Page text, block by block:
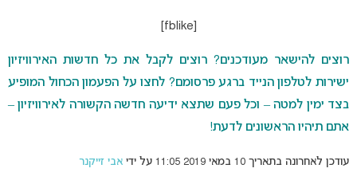
רוצים להישאר מעודכנים? רוצים לקבל את כל חדשות האירוויזיון
ישירות לטלפון הנייד ברגע פרסומם? לחצו על הפעמון הכחול המופיע
בצד ימין למטה – וכל פעם שתצא ידיעה חדשה הקשורה לאירוויזיון –
אתם תיהיו הראשונים לדעת!
עודכן לאחרונה בתאריך 10 במאי 2019 11:05 על ידי אבי זייקנר